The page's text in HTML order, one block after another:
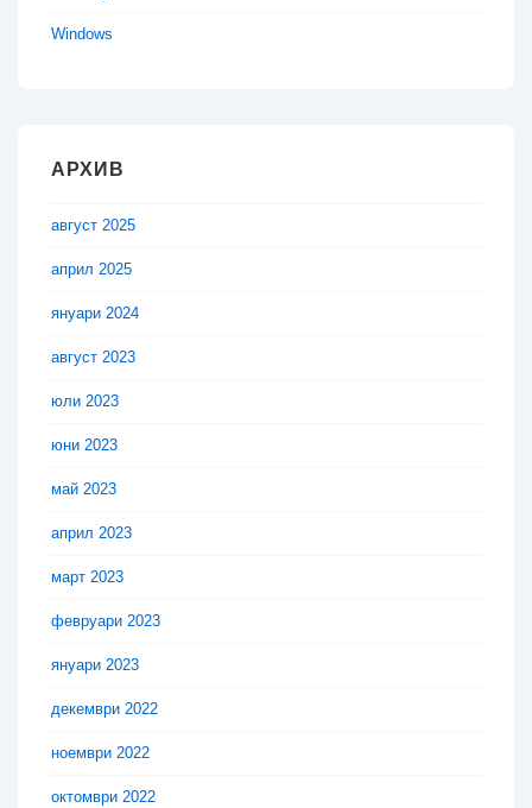
Windows
АРХИВ
август 2025
април 2025
януари 2024
август 2023
юли 2023
юни 2023
май 2023
април 2023
март 2023
февруари 2023
януари 2023
декември 2022
ноември 2022
октомври 2022